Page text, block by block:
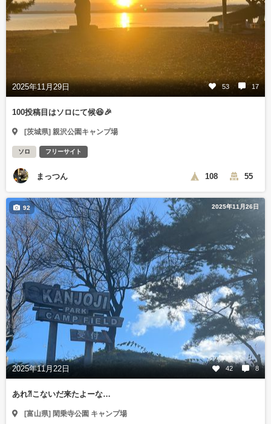
2025年11月29日 53 17
100投稿目はソロにて候😆🎉
[茨城県] 親沢公園キャンプ場
ソロ フリーサイト
まっつん 108 55
2025年11月26日
2025年11月22日 42 8
92
あれ⁈こないだ来たよーな…
[富山県] 閑乗寺公園 キャンプ場